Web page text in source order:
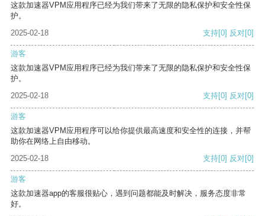
这款加速器VPM应用程序已经为我们带来了无限的隐私保护和安全性保
护。
2025-02-18
支持[0] 反对[0]
游客
这款加速器VPM应用程序已经为我们带来了无限的隐私保护和安全性保
护。
2025-02-18
支持[0] 反对[0]
游客
这款加速器VPM应用程序可以给你提供最高速度和安全性的连接，并帮
助你在网络上自由移动。
2025-02-18
支持[0] 反对[0]
游客
这款加速器app的客服很贴心，遇到问题都能及时解决，服务态度非常
好。